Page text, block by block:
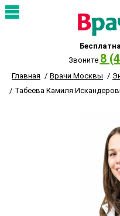
Звоните 8
Главная Врачи Москвы
Табеева Камиля